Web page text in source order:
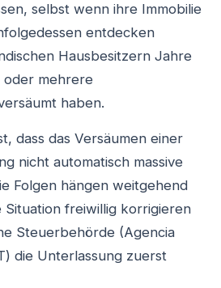
selbst wenn ihre Immobilie
entdecken
Hausbesitzern Jahre
oder mehrere
haben.
dass das Versäumen einer
nicht automatisch massive
Folgen hängen weitgehend
Situation freiwillig korrigieren
Steuerbehörde (Agencia
die Unterlassung zuerst